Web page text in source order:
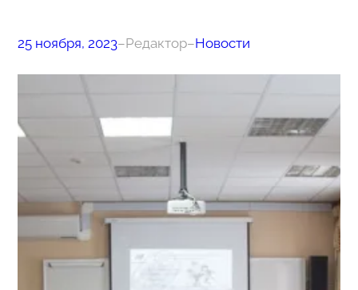
25 ноября, 2023–Редактор–Новости